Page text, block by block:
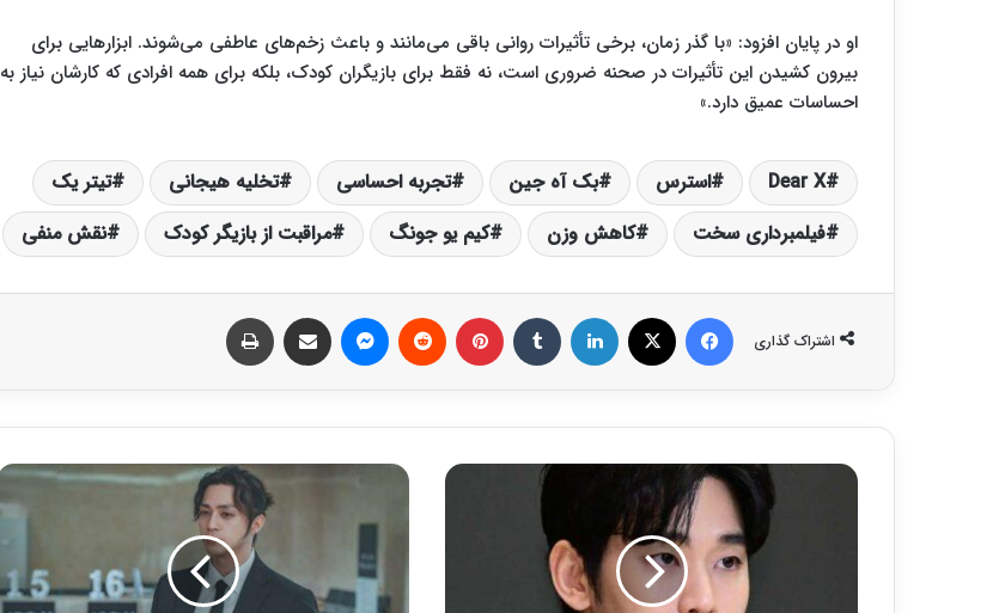
او در پایان افزود: «با گذر زمان، برخی تأثیرات روانی باقی می‌مانند و باعث زخم‌های عاطفی می‌شوند. ابزارهایی برای
بیرون کشیدن این تأثیرات در صحنه ضروری است، نه فقط برای بازیگران کودک، بلکه برای همه افرادی که کارشان نیاز به
احساسات عمیق دارد.»
Dear X استرس بک آه جین تجربه احساسی تخلیه هیجانی
تیتر یک
فیلمبرداری سخت
کاهش وزن کیم یو جونگ مراقبت از بازیگر کودک نقش منفی
اشتراک گذاری
ک
ک